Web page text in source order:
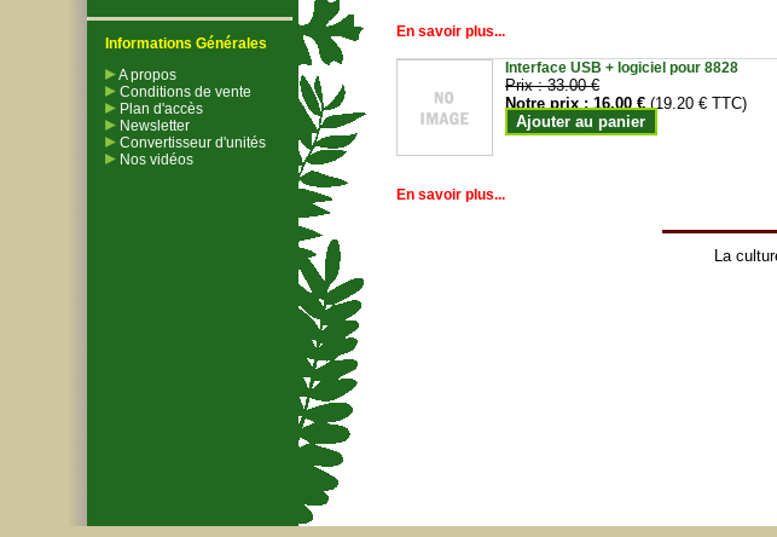
Informations Générales
A propos
Conditions de vente
Plan d'accès
Newsletter
Convertisseur d'unités
Nos vidéos
En savoir plus...
Interface USB + logiciel pour 8828
Prix :33.00 €
Notre prix :16.00 € (19.20 € TTC)
Ajouter au panier
En savoir plus...
La